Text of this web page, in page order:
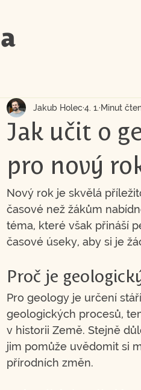
Jak učit o
pro nový
Jakub Holec 4. 1. Minut
Nový rok je skvělá
časové než žákům
téma, které však přináší
časové úseky, aby si je
Proč je
Pro geology je určení
geologických procesů,
v historii Země. Stejně
jim pomůže uvědomit si
přírodních změn.